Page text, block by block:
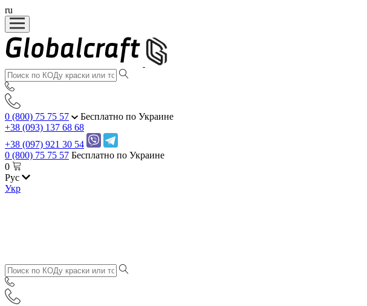
ru
0 (800) 75 75 57
Бесплатно по Украине
+38 (093) 137 68 68
+38 (097) 921 30 54
0 (800) 75 75 57 Бесплатно по Украине
0
Рус
Укр